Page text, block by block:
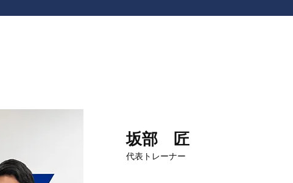
​坂部 匠
代表トレーナー